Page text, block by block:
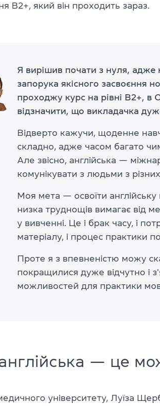
В2+, який він проходить зараз.
Я вирішив почати з нуля,
запорука якісного засвоєння
проходжу курс на рівні B2+, в
відзначити, що викладачка
Відверто кажучи, щоденне
складно, адже часом багато
Але звісно, англійська —
комунікувати з людьми з
Моя мета — освоїти англійську
низка труднощів вимагає від
у вивченні. Це і брак часу, і
матеріалу, і процес практики
Проте я з впевненістю можу
покращилися дуже відчутно і
можливостей для практики
— це
університету, Луїза